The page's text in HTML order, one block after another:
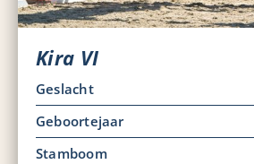
Kira VI
Geslacht
Geboortejaar
Stamboom